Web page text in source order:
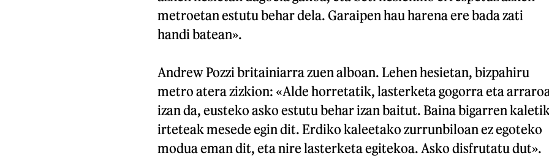
metroetan estutu behar dela. Garaipen hau harena ere bada zati
handi batean».
Andrew Pozzi britainiarra zuen alboan. Lehen hesietan, bizpahiru
metro atera zizkion: «Alde horretatik, lasterketa gogorra eta
izan da, eusteko asko estutu behar izan baitut. Baina bigarren
irteteak mesede egin dit. Erdiko kaleetako zurrunbiloan ez egoteko
modua eman dit, eta nire lasterketa egitekoa. Asko disfrutatu dut».